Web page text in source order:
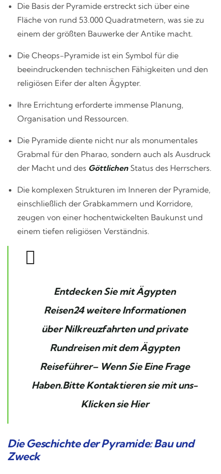
Die Basis der Pyramide erstreckt sich über eine
Fläche von rund 53.000 Quadratmetern, was sie zu
einem der größten Bauwerke der Antike macht.
Die Cheops-Pyramide ist ein Symbol für die
beeindruckenden technischen Fähigkeiten und den
religiösen Eifer der alten Ägypter.
Ihre Errichtung erforderte immense Planung,
Organisation und Ressourcen.
Die Pyramide diente nicht nur als monumentales
Grabmal für den Pharao, sondern auch als Ausdruck
der Macht und des Göttlichen Status des Herrschers.
Die komplexen Strukturen im Inneren der Pyramide,
einschließlich der Grabkammern und Korridore,
zeugen von einer hochentwickelten Baukunst und
einem tiefen religiösen Verständnis.
Entdecken Sie mitÄgypten
Reisen24weitere Informationen
überNilkreuzfahrtenund private
Rundreisen mit demÄgypten
Reiseführer– Wenn Sie Eine Frage
Haben.Bitte Kontaktieren sie mit uns-
Klicken sie Hier
Die Geschichte der Pyramide: Bau und
Zweck